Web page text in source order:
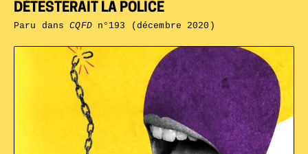
DÉTESTERAIT LA POLICE
Paru dansCQFDn°193 (décembre 2020)